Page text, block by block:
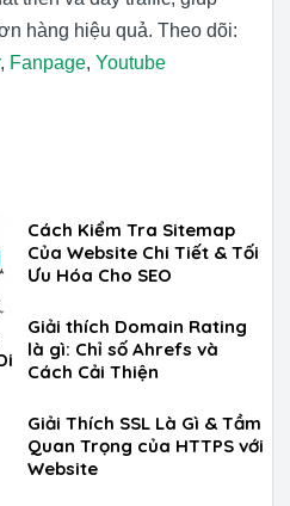
hàng hiệu quả. Theo dõi:
, Fanpage, Youtube
Cách Kiểm Tra Sitemap
Của Website Chi Tiết & Tối
Ưu Hóa Cho SEO
Giải thích Domain Rating
là gì: Chỉ số Ahrefs và
Cách Cải Thiện
Giải Thích SSL Là Gì & Tầm
Quan Trọng của HTTPS với
Website